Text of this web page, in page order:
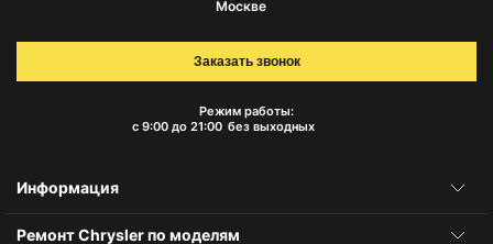
Москве
Режим работы:
с 9:00 до 21:00 без выходных
Заказать звонок
Информация
Ремонт Chrysler по моделям